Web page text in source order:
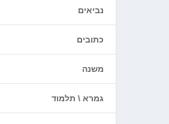
נביאים
כתובים
משנה
גמרא \ תלמוד